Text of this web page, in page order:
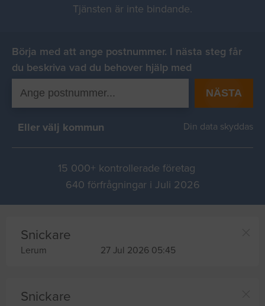
Tjänsten är inte bindande.
Börja med att ange postnummer. I nästa steg får
du beskriva vad du behover hjälp med
NÄSTA
Eller välj kommun Din data skyddas
15 000+ kontrollerade företag
640 förfrågningar i Juli 2026
Snickare
Lerum 27 Jul 2026 05:45
Snickare